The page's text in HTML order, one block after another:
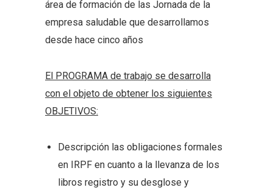
área de formación de las Jornada de la
empresa saludable que desarrollamos
desde hace cinco años
El PROGRAMA de trabajo se desarrolla
con el objeto de obtener los siguientes
OBJETIVOS:
Descripción las obligaciones formales
en IRPF en cuanto a la llevanza de los
libros registro y su desglose y